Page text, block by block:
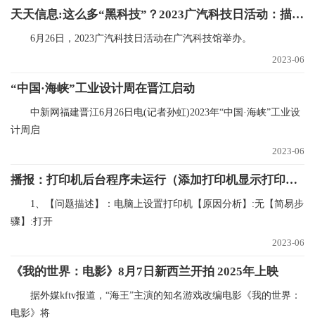
天天信息:这么多“黑科技”？2023广汽科技日活动：描绘移动生活百变蓝图
6月26日，2023广汽科技日活动在广汽科技馆举办。
2023-06
“中国·海峡”工业设计周在晋江启动
中新网福建晋江6月26日电(记者孙虹)2023年“中国·海峡”工业设
计周启
2023-06
播报：打印机后台程序未运行（添加打印机显示打印后台程序没有运行）
1、【问题描述】：电脑上设置打印机【原因分析】:无【简易步
骤】:打开
2023-06
《我的世界：电影》8月7日新西兰开拍 2025年上映
据外媒kftv报道，“海王”主演的知名游戏改编电影《我的世界：
电影》将